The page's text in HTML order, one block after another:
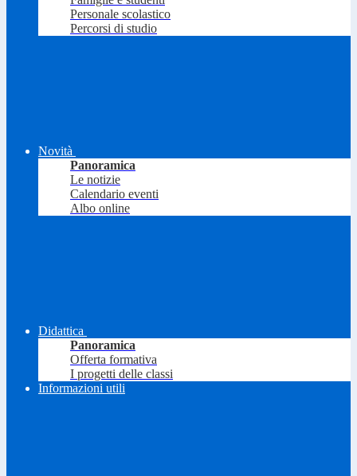
Personale scolastico
Percorsi di studio
Novità
Panoramica
Le notizie
Calendario eventi
Albo online
Didattica
Panoramica
Offerta formativa
I progetti delle classi
Informazioni utili